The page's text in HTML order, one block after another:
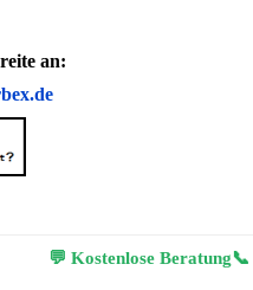
an:
💬 Kostenlose Beratung📞